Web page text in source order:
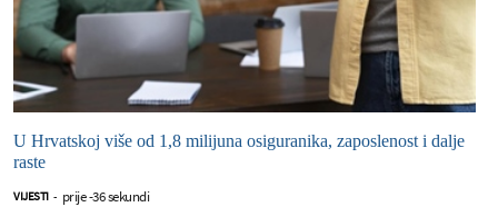
U Hrvatskoj više od 1,8 milijuna osiguranika, zaposlenost i dalje
raste
VIJESTI - prije -36 sekundi